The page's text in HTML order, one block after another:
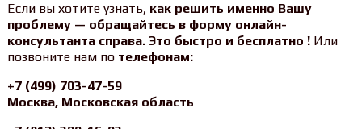
Если вы хотите узнать, как решить именно Вашу
проблему — обращайтесь в форму онлайн-
консультанта справа. Это быстро и бесплатно !Или
позвоните нам по телефонам:
+7 (499) 703-47-59
Москва, Московская область